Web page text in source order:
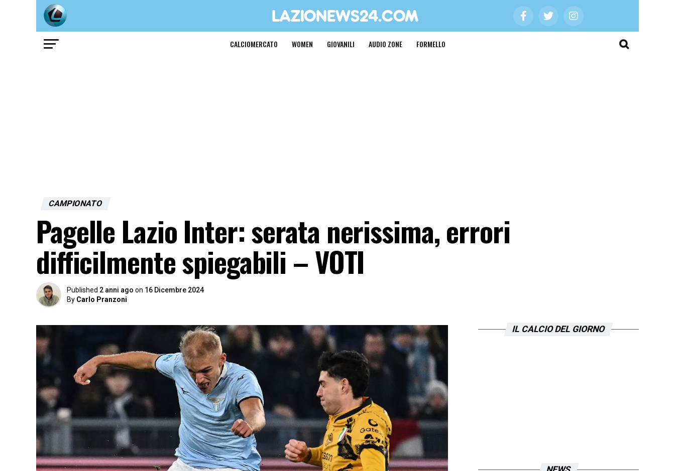
CALCIOMERCATO WOMEN GIOVANILI AUDIO ZONE FORMELLO
CAMPIONATO
Pagelle Lazio Inter: serata nerissima, errori
difficilmente spiegabili – VOTI
Published 2 anni ago on 16 Dicembre 2024
By Carlo Pranzoni
IL CALCIO DEL GIORNO